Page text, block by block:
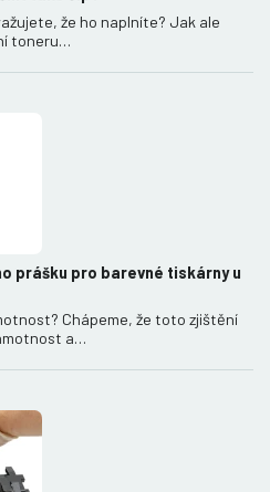
že ho naplníte? Jak ale
toneru…
prášku pro barevné tiskárny u
Chápeme, že toto zjištění
a…